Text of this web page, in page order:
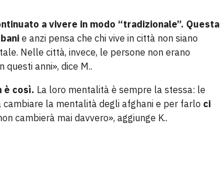
a vivere in modo “tradizionale”. Questa
e anzi pensa che chi vive in città non siano
Nelle città, invece, le persone non erano
anni», dice M..
è così. La loro mentalità è sempre la stessa: le
la mentalità degli afghani e per farlo ci
cambierà mai davvero», aggiunge K..